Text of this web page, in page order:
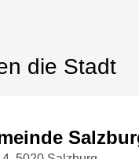
die Stadt